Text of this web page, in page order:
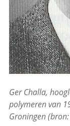
Ger Challa,
polymeren van
Groningen